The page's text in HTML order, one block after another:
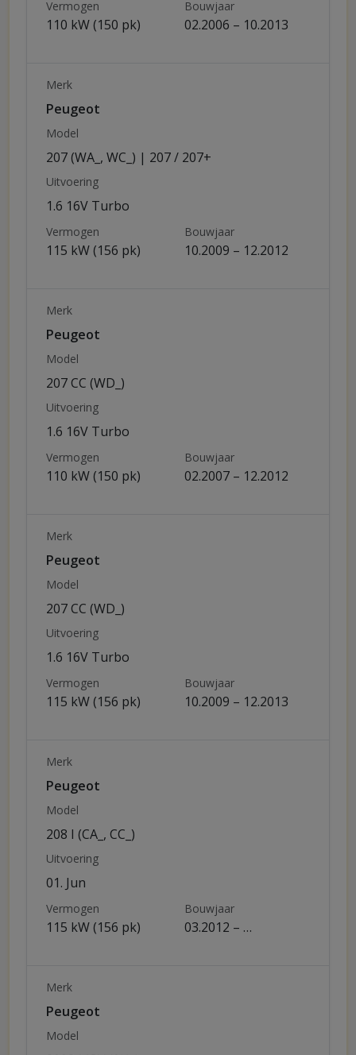
Vermogen
110 kW (150 pk)
Bouwjaar
02.2006 – 10.2013
Merk
Peugeot
Model
207 (WA_, WC_) | 207 / 207+
Uitvoering
1.6 16V Turbo
Vermogen
115 kW (156 pk)
Bouwjaar
10.2009 – 12.2012
Merk
Peugeot
Model
207 CC (WD_)
Uitvoering
1.6 16V Turbo
Vermogen
110 kW (150 pk)
Bouwjaar
02.2007 – 12.2012
Merk
Peugeot
Model
207 CC (WD_)
Uitvoering
1.6 16V Turbo
Vermogen
115 kW (156 pk)
Bouwjaar
10.2009 – 12.2013
Merk
Peugeot
Model
208 I (CA_, CC_)
Uitvoering
01. Jun
Vermogen
115 kW (156 pk)
Bouwjaar
03.2012 – …
Merk
Peugeot
Model